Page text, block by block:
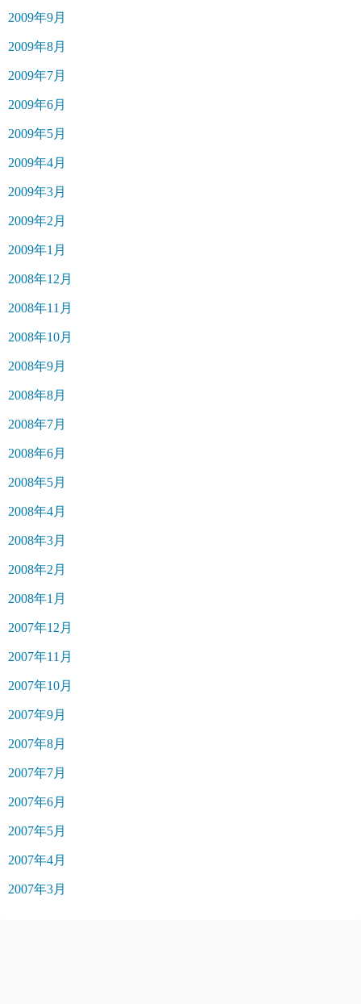
2009年9月
2009年8月
2009年7月
2009年6月
2009年5月
2009年4月
2009年3月
2009年2月
2009年1月
2008年12月
2008年11月
2008年10月
2008年9月
2008年8月
2008年7月
2008年6月
2008年5月
2008年4月
2008年3月
2008年2月
2008年1月
2007年12月
2007年11月
2007年10月
2007年9月
2007年8月
2007年7月
2007年6月
2007年5月
2007年4月
2007年3月